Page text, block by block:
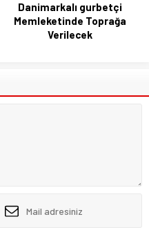
Danimarkalı gurbetçi
Memleketinde Toprağa
Verilecek